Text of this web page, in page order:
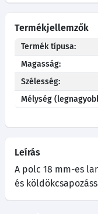
Termékjellemzők
Termék típusa:
Magasság:
Szélesség:
Mélység
Leírás
A polc 18 mm-es
és